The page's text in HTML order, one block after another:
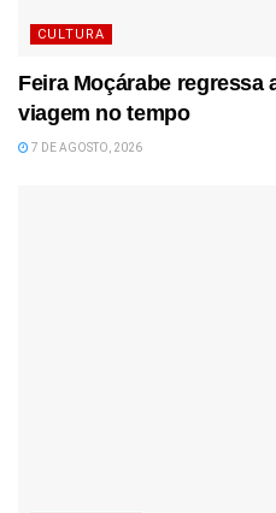
CULTURA
Feira Moçárabe regressa
viagem no tempo
7 DE AGOSTO, 2026